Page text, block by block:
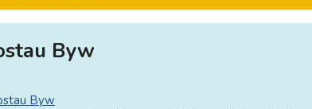
Byw
Byw